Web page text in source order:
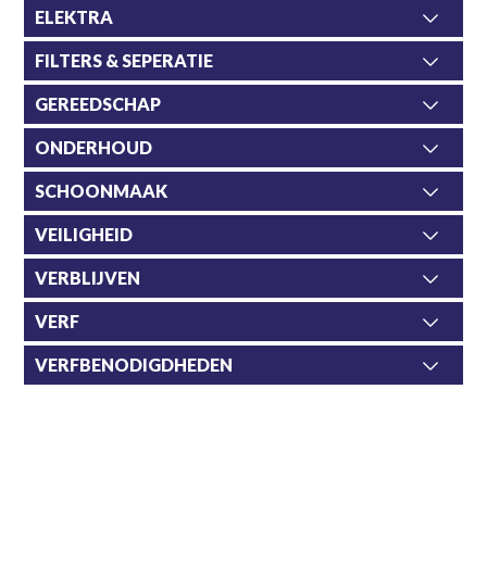
ELEKTRA
FILTERS & SEPERATIE
GEREEDSCHAP
ONDERHOUD
SCHOONMAAK
VEILIGHEID
VERBLIJVEN
VERF
VERFBENODIGDHEDEN